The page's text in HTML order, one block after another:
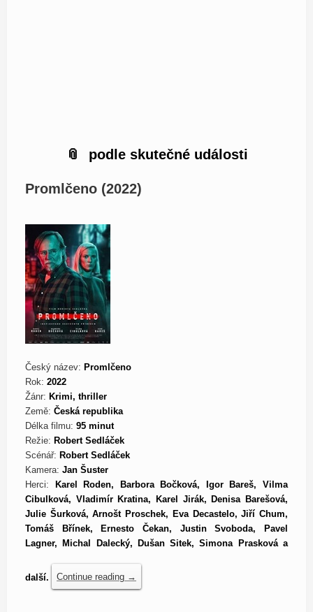
podle skutečné události
Promlčeno (2022)
Český název: Promlčeno
Rok: 2022
Žánr: Krimi, thriller
Země: Česká republika
Délka filmu: 95 minut
Režie: Robert Sedláček
Scénář: Robert Sedláček
Kamera: Jan Šuster
Herci:
Karel Roden, Barbora Bočková, Igor Bareš, Vilma
Cibulková, Vladimír Kratina, Karel Jirák, Denisa Barešová,
Julie Šurková, Arnošt Proschek, Eva Decastelo, Jiří Chum,
Tomáš Břínek, Ernesto Čekan, Justin Svoboda, Pavel
Lagner, Michal Dalecký, Dušan Sitek, Simona Prasková a
další. Continue reading →